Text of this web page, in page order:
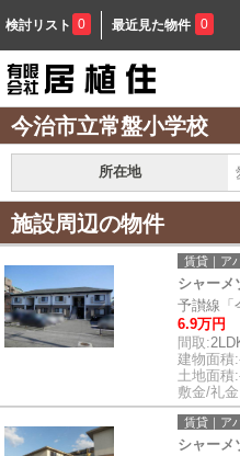
検討リスト 0 最近見た物件 0
今治市立常盤小学校
所在地
施設周辺の物件
賃貸｜ア
シャーメ
予讃線「
6.9万円
間取:
建物面積:
土地面積:
敷金/礼
賃貸｜ア
シャー